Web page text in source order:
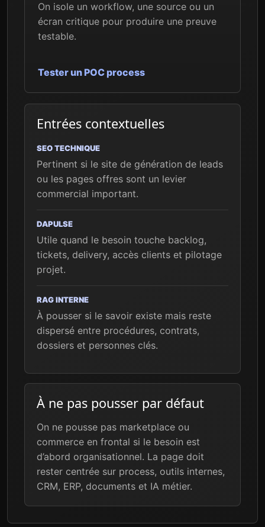
On isole un workflow, une source ou un
écran critique pour produire une preuve
testable.
Tester un POC process
Entrées contextuelles
SEO TECHNIQUE
Pertinent si le site de génération de leads
ou les pages offres sont un levier
commercial important.
DAPULSE
Utile quand le besoin touche backlog,
tickets, delivery, accès clients et pilotage
projet.
RAG INTERNE
À pousser si le savoir existe mais reste
dispersé entre procédures, contrats,
dossiers et personnes clés.
À ne pas pousser par défaut
On ne pousse pas marketplace ou
commerce en frontal si le besoin est
d’abord organisationnel. La page doit
rester centrée sur process, outils internes,
CRM, ERP, documents et IA métier.